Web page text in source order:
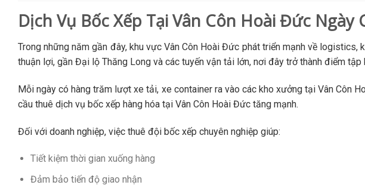
Dịch Vụ Bốc Xếp Tại Vân Côn Hoài Đức
Trong những năm gần đây, khu vực Vân Côn Hoài Đức phát triển mạnh về
thuận lợi, gần Đại lộ Thăng Long và các tuyến vận tải lớn, nơi đây trở thành điểm tập
Mỗi ngày có hàng trăm lượt xe tải, xe container ra vào các kho xưởng tại Vân Côn
cầu thuê dịch vụ bốc xếp hàng hóa tại Vân Côn Hoài Đức tăng mạnh.
Đối với doanh nghiệp, việc thuê đội bốc xếp chuyên nghiệp giúp:
Tiết kiệm thời gian xuống hàng
Đảm bảo tiến độ giao nhận